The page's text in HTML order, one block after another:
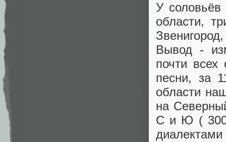
У
области,
Вывод -
почти
песни, за
области
на
С и Ю (